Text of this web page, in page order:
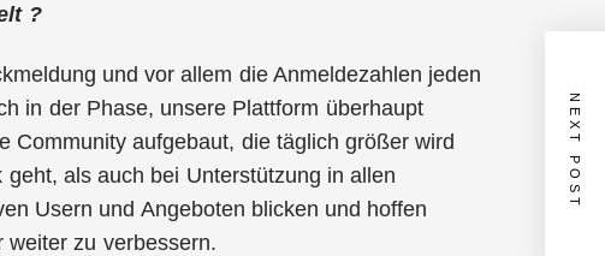
?
und vor allem die Anmeldezahlen jeden
in der Phase, unsere Plattform überhaupt
Community aufgebaut, die täglich größer wird
als auch bei Unterstützung in allen
Usern und Angeboten blicken und hoffen
zu verbessern.
NEXT POST